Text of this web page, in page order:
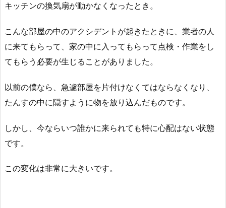
キッチンの換気扇が動かなくなったとき。
こんな部屋の中のアクシデントが起きたときに、業者の人
に来てもらって、家の中に入ってもらって点検・作業をし
てもらう必要が生じることがありました。
以前の僕なら、急遽部屋を片付けなくてはならなくなり、
たんすの中に隠すように物を放り込んだものです。
しかし、今ならいつ誰かに来られても特に心配はない状態
です。
この変化は非常に大きいです。